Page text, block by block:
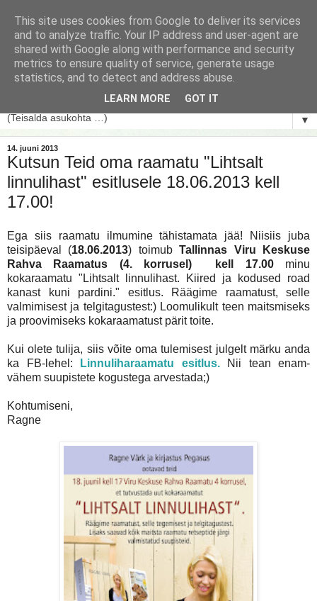
▼
14. juuni 2013
Kutsun Teid oma raamatu "Lihtsalt
linnulihast" esitlusele 18.06.2013 kell
17.00!
Ega siis raamatu ilmumine tähistamata jää! Niisiis juba
teisipäeval (18.06.2013) toimubTallinnas Viru Keskuse
Rahva Raamatus (4. korrusel) kell 17.00minu
kokaraamatu "Lihtsalt linnulihast. Kiired ja kodused road
kanast kuni pardini." esitlus. Räägime raamatust, selle
valmimisest ja telgitagustest:) Loomulikult teen maitsmiseks
ja proovimiseks kokaraamatust pärit toite.
Kui olete tulija, siis võite oma tulemisest julgelt märku anda
ka FB-lehel:
Linnuliharaamatu esitlus.Nii tean enam-
vähem suupistete kogustega arvestada;)
Kohtumiseni,
Ragne
This site uses cookies from Google to deliver its services
and to analyze traffic. Your IP address and user-agent are
shared with Google along with performance and security
metrics to ensure quality of service, generate usage
statistics, and to detect and address abuse.
LEARN MORE GOT IT